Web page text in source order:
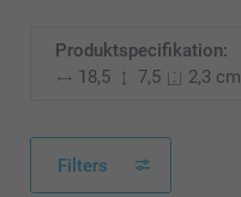
Produktspecifikation:
18,5
7,5 2,3 cm
Filters